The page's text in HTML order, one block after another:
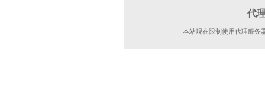
代
本站现在限制使用代理服务